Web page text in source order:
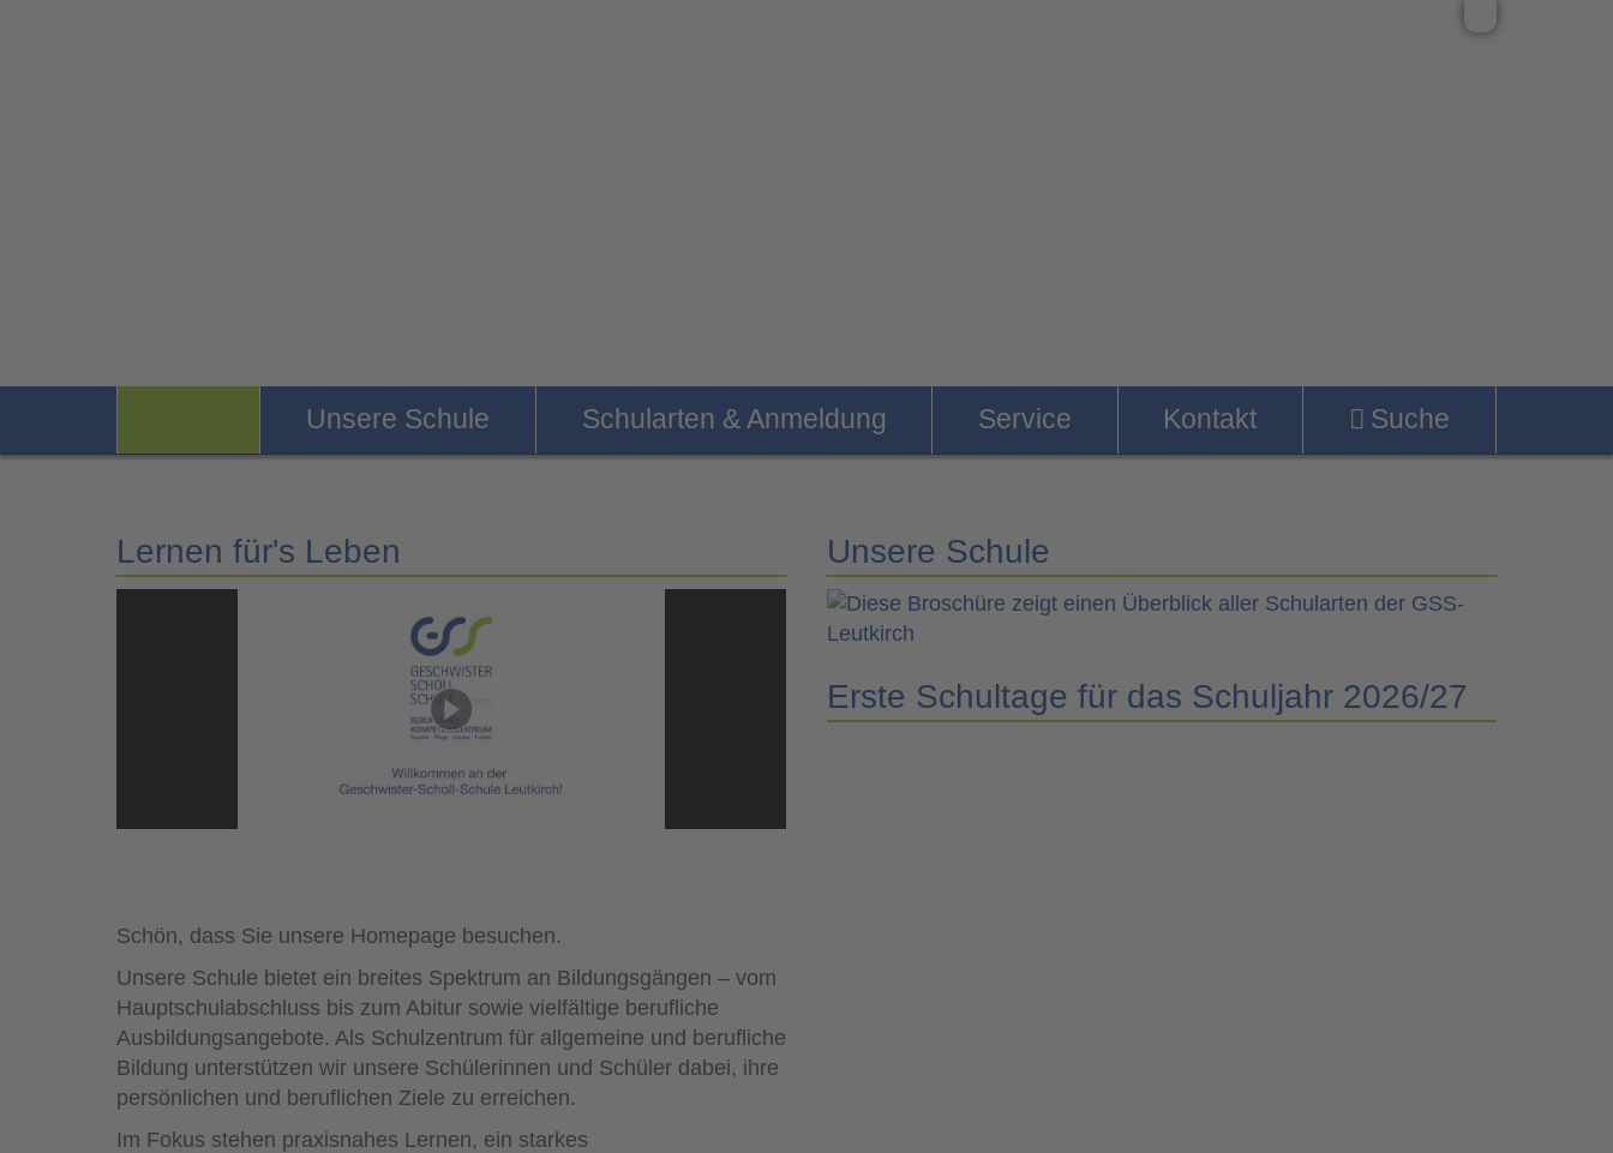
Unsere Schule Schularten & Anmeldung Service Kontakt Suche
Lernen für's Leben
Schön, dass Sie unsere Homepage besuchen.
Unsere Schule bietet ein breites Spektrum an Bildungsgängen – vom
Hauptschulabschluss bis zum Abitur sowie vielfältige berufliche
Ausbildungsangebote. Als Schulzentrum für allgemeine und berufliche
Bildung unterstützen wir unsere Schülerinnen und Schüler dabei, ihre
persönlichen und beruflichen Ziele zu erreichen.
Im Fokus stehen praxisnahes Lernen, ein starkes
Unsere Schule
Erste Schultage für das Schuljahr 2026/27